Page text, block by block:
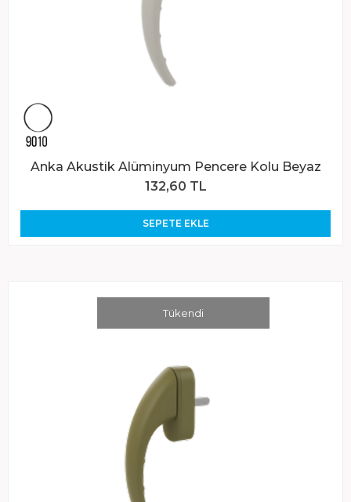
Anka Akustik Alüminyum Pencere Kolu Beyaz
132,60 TL
SEPETE EKLE
Tükendi